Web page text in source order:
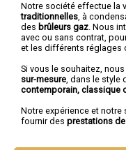
Notre société effectue la
traditionnelles, à
des brûleurs gaz. Nous
avec ou sans contrat,
et les différents réglages
Si vous le souhaitez,
sur-mesure, dans le style
contemporain, classique
Notre expérience et
fournir des prestations